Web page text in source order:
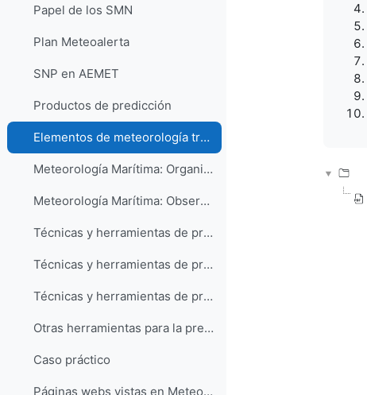
Papel de los SMN
Plan Meteoalerta
SNP en AEMET
Productos de predicción
Elementos de meteorología tropical - Ernesto Barrera
Meteorología Marítima: Organización y productos
Meteorología Marítima: Observación y casos de estudio
Técnicas y herramientas de predicción a medio plazo
Técnicas y herramientas de predicción a corto plazo
Técnicas y herramientas de predicción a muy corto plazo, nowcasting y vigilancia
Otras herramientas para la predicción
Caso práctico
Páginas webs vistas en Meteorología Tropical JJGA